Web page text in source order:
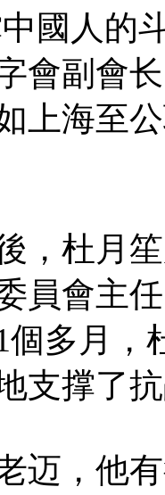
國人的
會副會
上海至
，杜月
員會主
個多月，
支撑了
迈，他